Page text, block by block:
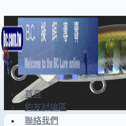
Skip
to
content
首頁
釣友討論區
聯絡我們